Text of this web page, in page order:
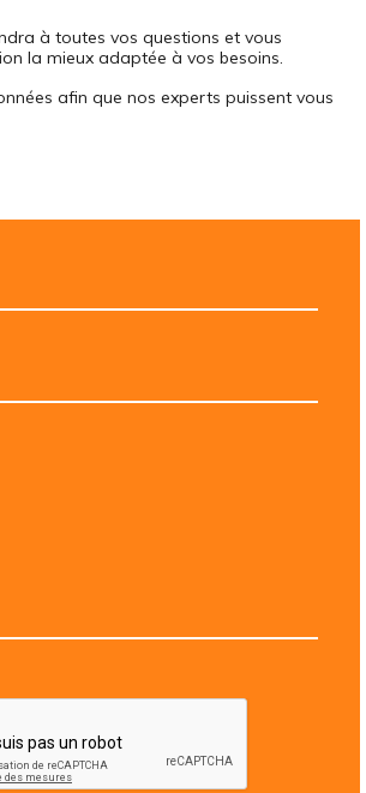
à toutes vos questions et vous
la mieux adaptée à vos besoins.
afin que nos experts puissent vous